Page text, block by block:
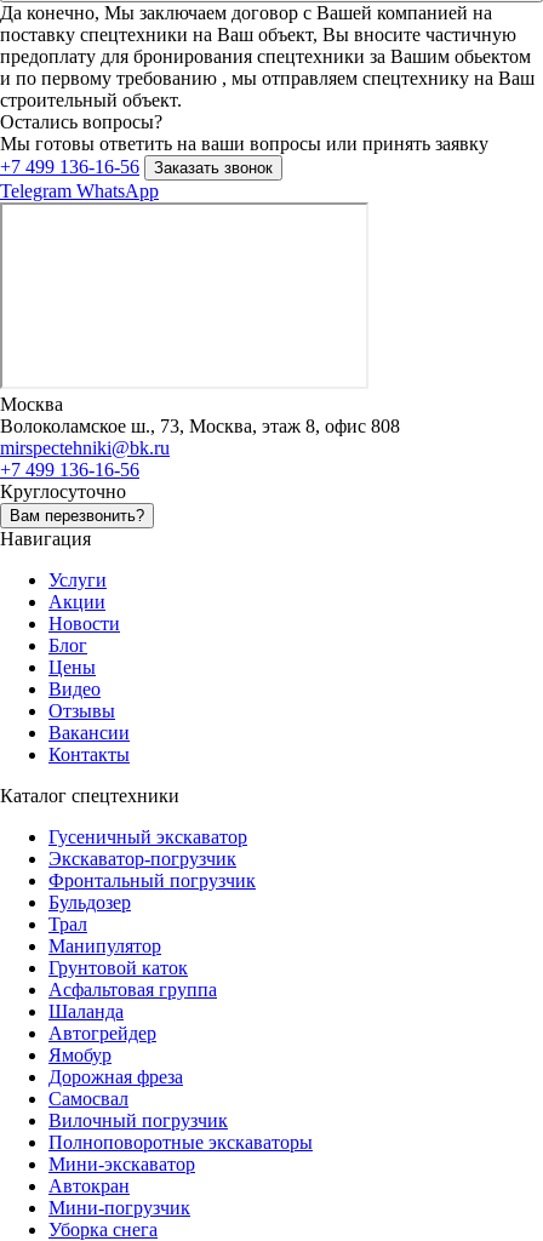
Да конечно, Мы заключаем договор с Вашей компанией на
поставку спецтехники на Ваш объект, Вы вносите частичную
предоплату для бронирования спецтехники за Вашим обьектом
и по первому требованию , мы отправляем спецтехнику на Ваш
строительный объект.
Остались вопросы?
Мы готовы ответить на ваши вопросы или принять заявку
+7 499 136-16-56
Заказать звонок
Telegram WhatsApp
Москва
Волоколамское ш., 73, Москва, этаж 8, офис 808
mirspectehniki@bk.ru
+7 499 136-16-56
Круглосуточно
Вам перезвонить?
Навигация
Услуги
Акции
Новости
Блог
Цены
Видео
Отзывы
Вакансии
Контакты
Каталог спецтехники
Гусеничный экскаватор
Экскаватор-погрузчик
Фронтальный погрузчик
Бульдозер
Трал
Манипулятор
Грунтовой каток
Асфальтовая группа
Шаланда
Автогрейдер
Ямобур
Дорожная фреза
Самосвал
Вилочный погрузчик
Полноповоротные экскаваторы
Мини-экскаватор
Автокран
Мини-погрузчик
Уборка снега